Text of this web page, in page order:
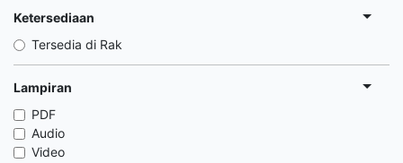
Ketersediaan
Tersedia di Rak
Lampiran
PDF
Audio
Video